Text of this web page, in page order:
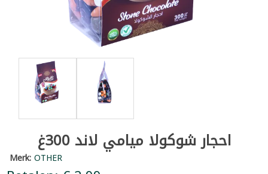
احجار شوكولا ميامي لاند 300غ
Merk:OTHER